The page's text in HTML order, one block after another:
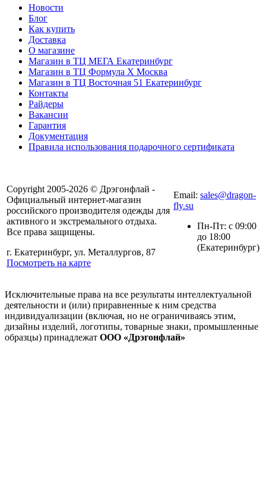
Новости
Блог
Как купить
Доставка
О магазине
Магазин в ТЦ МЕГА Екатеринбург
Магазин в ТЦ Формула X Москва
Магазин в ТЦ Восточная 51 Екатеринбург
Контакты
Райдеры
Вакансии
Гарантия
Документация
Правила использования подарочного сертификата
Copyright 2005-2026 © Дрэгонфлай -
Официальный интернет-магазин
российского производителя одежды для
активного и экстремального отдыха.
Все права защищены.
г. Екатеринбург, ул. Металлургов, 87
Посмотреть на карте
Email: sales@dragon-
fly.su
Пн-Пт: с 09:00
до 18:00
(Екатеринбург)
Исключительные права на все результаты интеллектуальной
деятельности и (или) приравненные к ним средства
индивидуализации (включая, но не ограничиваясь этим,
дизайны изделий, логотипы, товарные знаки, промышленные
образцы) принадлежат ООО «Дрэгонфлай»